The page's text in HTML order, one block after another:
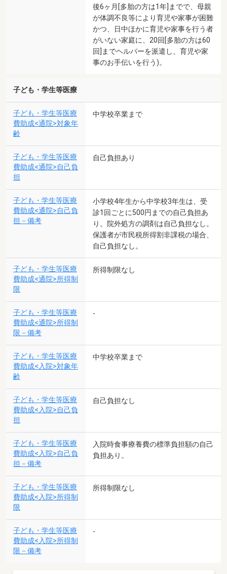
後6ヶ月[多胎の方は1年]までで、母親
が体調不良等により育児や家事が困難
かつ、日中ほかに育児や家事を行う者
がいない家庭に、20回[多胎の方は60
回]までヘルパーを派遣し、育児や家
事のお手伝いを行う)。
子ども・学生等医療
子ども・学生等医療
費助成<通院>対象年
齢
中学校卒業まで
子ども・学生等医療
費助成<通院>自己負
担
自己負担あり
子ども・学生等医療
費助成<通院>自己負
担－備考
小学校4年生から中学校3年生は、受
診1回ごとに500円までの自己負担あ
り。院外処方の調剤は自己負担なし。
保護者が市民税所得割非課税の場合、
自己負担なし。
子ども・学生等医療
費助成<通院>所得制
限
所得制限なし
子ども・学生等医療
費助成<通院>所得制
限－備考
-
子ども・学生等医療
費助成<入院>対象年
齢
中学校卒業まで
子ども・学生等医療
費助成<入院>自己負
担
自己負担なし
子ども・学生等医療
費助成<入院>自己負
担－備考
入院時食事療養費の標準負担額の自己
負担あり。
子ども・学生等医療
費助成<入院>所得制
限
所得制限なし
子ども・学生等医療
費助成<入院>所得制
限－備考
-